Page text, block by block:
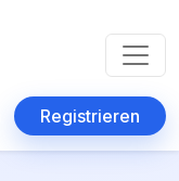
Registrieren